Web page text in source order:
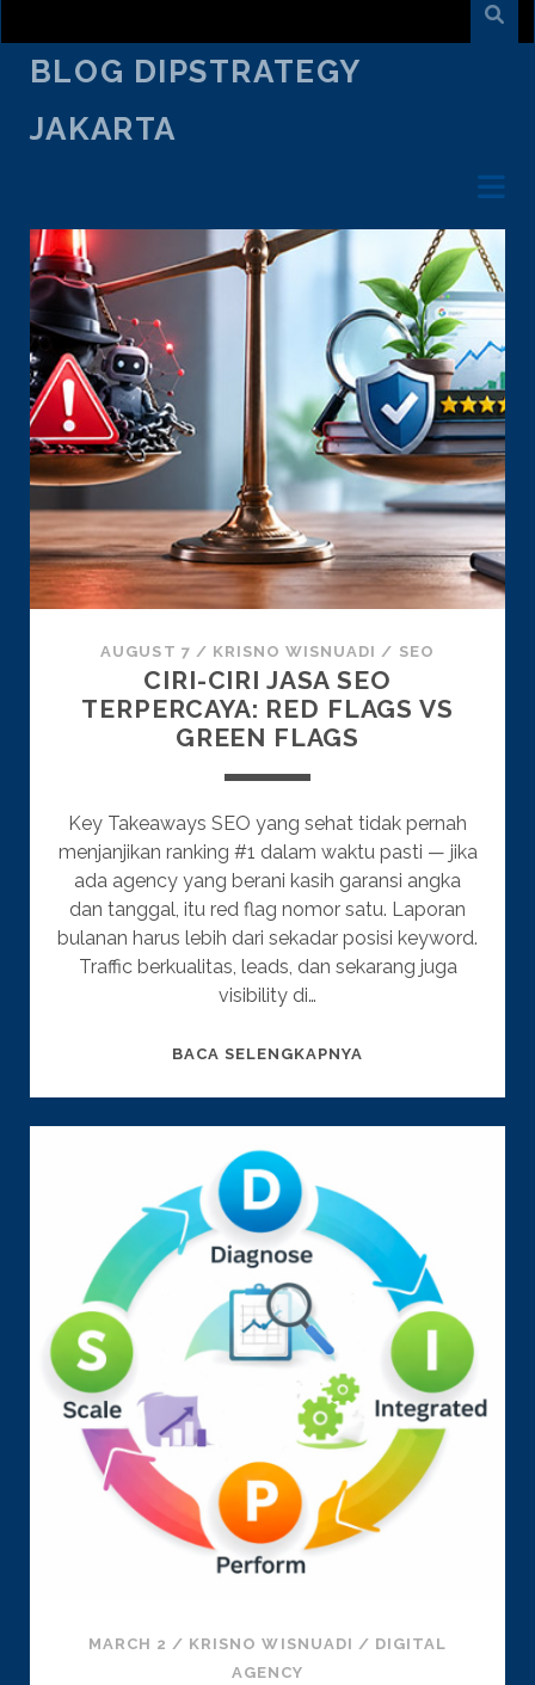
BLOG DIPSTRATEGY
JAKARTA
DiPStrategy
Jakarta
Posts
AUGUST 7 / KRISNO WISNUADI / SEO
CIRI-CIRI JASA SEO
TERPERCAYA: RED FLAGS VS
GREEN FLAGS
Key Takeaways SEO yang sehat tidak pernah
menjanjikan ranking #1 dalam waktu pasti — jika
ada agency yang berani kasih garansi angka
dan tanggal, itu red flag nomor satu. Laporan
bulanan harus lebih dari sekadar posisi keyword.
Traffic berkualitas, leads, dan sekarang juga
visibility di…
BACA SELENGKAPNYA
FLAGS
VS
GREEN
FLAGS
MARCH 2 / KRISNO WISNUADI / DIGITAL
AGENCY